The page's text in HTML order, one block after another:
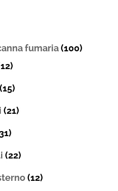
fumaria (100)
(15)
(21)
(22)
(12)